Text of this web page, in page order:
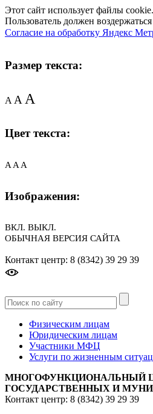
Этот сайт использует файлы
Пользователь должен
Согласие на обработку Яндекс
Размер текста:
AAA
Цвет текста:
A A A
Изображения:
ВКЛ. ВЫКЛ.
ОБЫЧНАЯ ВЕРСИЯ САЙТА
Контакт центр: 8 (8342) 39 29 39
Физическим лицам
Юридическим лицам
Участники МФЦ
Услуги по жизненным
МНОГОФУНКЦИОНАЛЬНЫЙ
ГОСУДАРСТВЕННЫХ И
Контакт центр: 8 (8342) 39 29 39